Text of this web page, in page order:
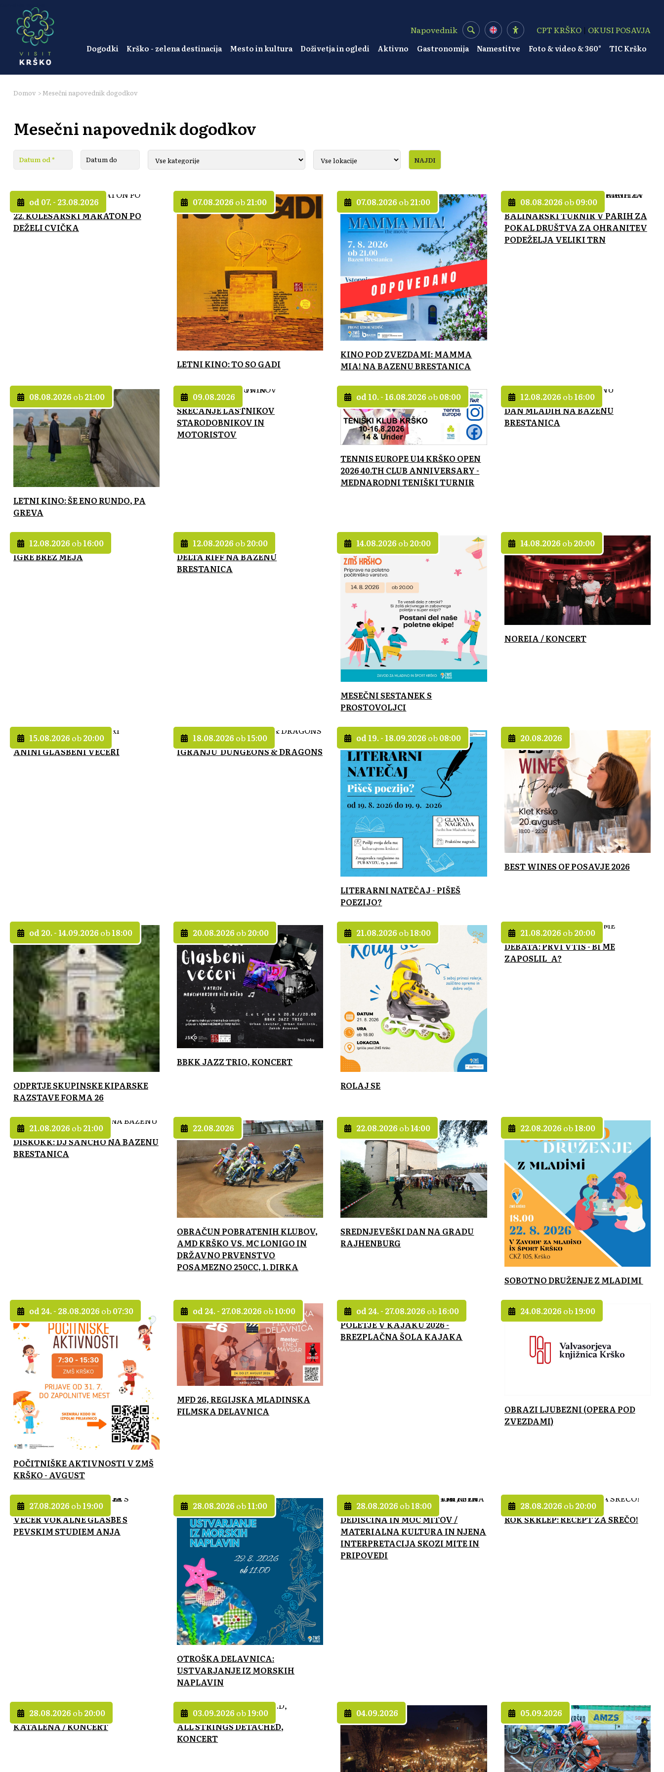
Napovednik CPT KRŠKO | OKUSI POSAVJA
Dogodki Krško - zelena destinacija Mesto in kultura Doživetja in ogledi Aktivno Gastronomija Namestitve Foto & video & 360° TIC Krško
Domov > Mesečni napovednik dogodkov
Mesečni napovednik dogodkov
od 07. - 23.08.2026
22. KOLESARSKI MARATON PO
DEŽELI CVIČKA
07.08.2026 ob21:00
LETNI KINO: TO SO GADI
07.08.2026 ob21:00
KINO POD ZVEZDAMI: MAMMA
MIA! NA BAZENU BRESTANICA
08.08.2026 ob09:00
BALINARSKI TURNIR V PARIH ZA
POKAL DRUŠTVA ZA OHRANITEV
PODEŽELJA VELIKI TRN
08.08.2026 ob21:00
LETNI KINO: ŠE ENO RUNDO, PA
GREVA
09.08.2026
SREČANJE LASTNIKOV
STARODOBNIKOV IN
MOTORISTOV
od 10. - 16.08.2026 ob08:00
TENNIS EUROPE U14 KRŠKO OPEN
2026 40.TH CLUB ANNIVERSARY -
MEDNARODNI TENIŠKI TURNIR
12.08.2026 ob16:00
DAN MLADIH NA BAZENU
BRESTANICA
12.08.2026 ob16:00
IGRE BREZ MEJA
12.08.2026 ob20:00
DELTA RIFF NA BAZENU
BRESTANICA
14.08.2026 ob20:00
MESEČNI SESTANEK S
PROSTOVOLJCI
14.08.2026 ob20:00
NOREIA / KONCERT
15.08.2026 ob20:00
ANINI GLASBENI VEČERI
18.08.2026 ob15:00
IGRANJU DUNGEONS & DRAGONS
od 19. - 18.09.2026 ob08:00
LITERARNI NATEČAJ - PIŠEŠ
POEZIJO?
20.08.2026
BEST WINES OF POSAVJE 2026
od 20. - 14.09.2026 ob18:00
ODPRTJE SKUPINSKE KIPARSKE
RAZSTAVE FORMA 26
20.08.2026 ob20:00
BBKK JAZZ TRIO, KONCERT
21.08.2026 ob18:00
ROLAJ SE
21.08.2026 ob20:00
DEBATA: PRVI VTIS - BI ME
ZAPOSLIL_A?
21.08.2026 ob21:00
DISKOKK: DJ SANCHO NA BAZENU
BRESTANICA
22.08.2026
OBRAČUN POBRATENIH KLUBOV,
AMD KRŠKO VS. MC LONIGO IN
DRŽAVNO PRVENSTVO
POSAMEZNO 250CC, 1. DIRKA
22.08.2026 ob14:00
SREDNJEVEŠKI DAN NA GRADU
RAJHENBURG
22.08.2026 ob18:00
SOBOTNO DRUŽENJE Z MLADIMI
od 24. - 28.08.2026 ob07:30
POČITNIŠKE AKTIVNOSTI V ZMŠ
KRŠKO - AVGUST
od 24. - 27.08.2026 ob10:00
MFD 26, REGIJSKA MLADINSKA
FILMSKA DELAVNICA
od 24. - 27.08.2026 ob16:00
POLETJE V KAJAKU 2026 -
BREZPLAČNA ŠOLA KAJAKA
24.08.2026 ob19:00
OBRAZI LJUBEZNI (OPERA POD
ZVEZDAMI)
27.08.2026 ob19:00
VEČER VOKALNE GLASBE S
PEVSKIM STUDIEM ANJA
28.08.2026 ob11:00
OTROŠKA DELAVNICA:
USTVARJANJE IZ MORSKIH
NAPLAVIN
28.08.2026 ob18:00
DEDIŠCINA IN MOC MITOV /
MATERIALNA KULTURA IN NJENA
INTERPRETACIJA SKOZI MITE IN
PRIPOVEDI
28.08.2026 ob20:00
ROK ŠKRLEP: RECEPT ZA SREČO!
28.08.2026 ob20:00
KATALENA / KONCERT
03.09.2026 ob19:00
ALL STRINGS DETACHED,
KONCERT
04.09.2026 05.09.2026